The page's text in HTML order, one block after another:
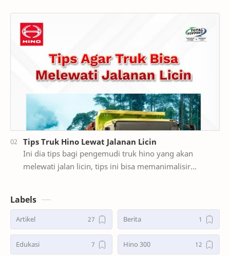
Tips Truk Hino Lewat Jalanan Licin
Ini dia tips bagi pengemudi truk hino yang akan
melewati jalan licin, tips ini bisa memanimalisir
Labels
Artikel Berita
Edukasi Hino 300